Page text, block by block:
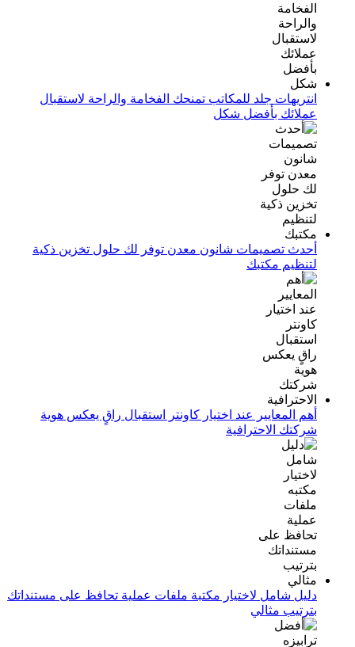
انتريهات جلد للمكاتب تمنحك الفخامة والراحة لاستقبال
عملائك بأفضل شكل
أحدث تصميمات شانون معدن توفر لك حلول تخزين ذكية
لتنظيم مكتبك
أهم المعايير عند اختيار كاونتر استقبال راقٍ يعكس هوية
شركتك الاحترافية
دليل شامل لاختيار مكتبة ملفات عملية تحافظ على مستنداتك
بترتيب مثالي